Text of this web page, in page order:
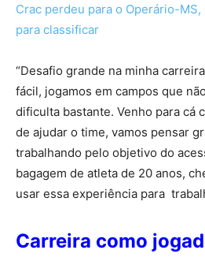
Crac perdeu para o Operário-
para classificar
“Desafio grande na minha
fácil, jogamos em campos que
dificulta bastante. Venho para cá
de ajudar o time, vamos pensar
trabalhando pelo objetivo do
bagagem de atleta de 20 anos,
usar essa experiência para
Carreira como